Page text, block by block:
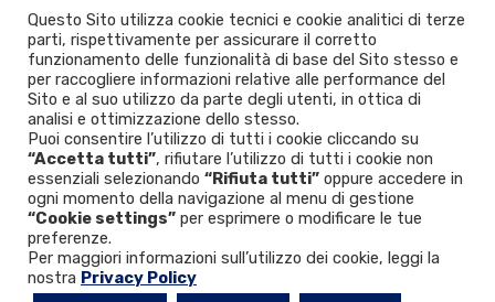
Privacy & Cookie policy
Questo Sito utilizza cookie tecnici e cookie analitici di terze
parti, rispettivamente per assicurare il corretto
funzionamento delle funzionalità di base del Sito stesso e
per raccogliere informazioni relative alle performance del
Sito e al suo utilizzo da parte degli utenti, in ottica di
analisi e ottimizzazione dello stesso.
Puoi consentire l’utilizzo di tutti i cookie cliccando su
“Accetta tutti”, rifiutare l’utilizzo di tutti i cookie non
essenziali selezionando “Rifiuta tutti” oppure accedere in
ogni momento della navigazione al menu di gestione
“Cookie settings” per esprimere o modificare le tue
preferenze.
Per maggiori informazioni sull’utilizzo dei cookie, leggi la
nostra Privacy Policy